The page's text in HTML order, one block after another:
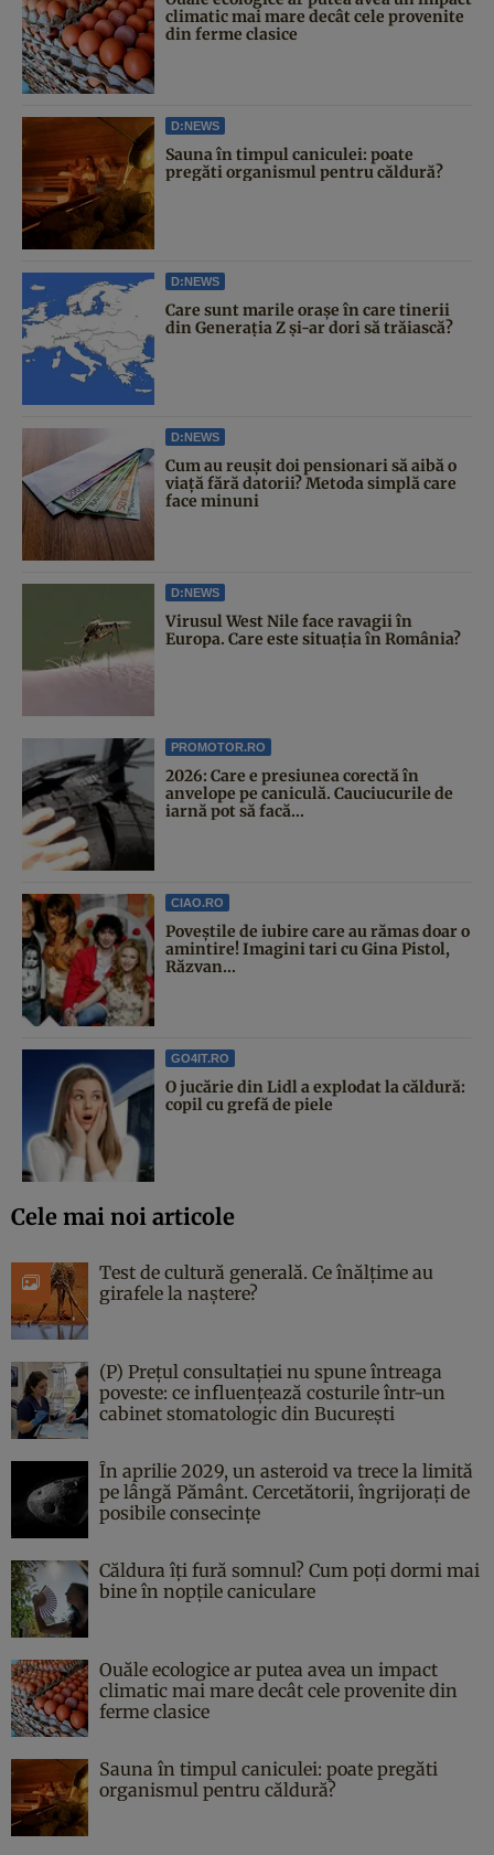
climatic mai mare decât cele provenite
din ferme clasice
D:NEWS
Sauna în timpul caniculei: poate
pregăti organismul pentru căldură?
D:NEWS
Care sunt marile orașe în care tinerii
din Generația Z și-ar dori să trăiască?
D:NEWS
Cum au reușit doi pensionari să aibă o
viață fără datorii? Metoda simplă care
face minuni
D:NEWS
Virusul West Nile face ravagii în
Europa. Care este situația în România?
PROMOTOR.RO
2026: Care e presiunea corectă în
anvelope pe caniculă. Cauciucurile de
iarnă pot să facă...
CIAO.RO
Poveştile de iubire care au rămas doar o
amintire! Imagini tari cu Gina Pistol,
Răzvan...
GO4IT.RO
O jucărie din Lidl a explodat la căldură:
copil cu grefă de piele
Cele mai noi articole
Test de cultură generală. Ce înălțime au
girafele la naștere?
(P) Prețul consultației nu spune întreaga
poveste: ce influențează costurile într-un
cabinet stomatologic din București
În aprilie 2029, un asteroid va trece la limită
pe lângă Pământ. Cercetătorii, îngrijorați de
posibile consecințe
Căldura îți fură somnul? Cum poți dormi mai
bine în nopțile caniculare
Ouăle ecologice ar putea avea un impact
climatic mai mare decât cele provenite din
ferme clasice
Sauna în timpul caniculei: poate pregăti
organismul pentru căldură?